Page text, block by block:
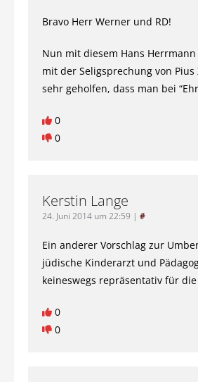
Bravo Herr Werner und RD!
Nun mit diesem Hans
mit der Seligsprechung von
sehr geholfen, dass man bei
0
0
Kerstin Lange
24. Juni 2014 um 22:59 | #
Ein anderer Vorschlag zur
jüdische Kinderarzt und
keineswegs repräsentativ für
0
0